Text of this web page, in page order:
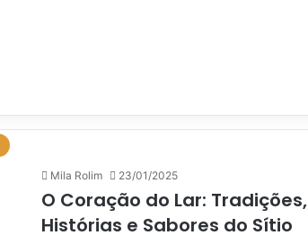
Mila Rolim 23/01/2025
O Coração do Lar: Tradições,
Histórias e Sabores do Sítio